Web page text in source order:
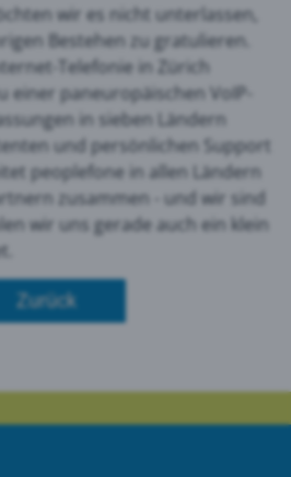
wir es nicht unterlassen,
Bestehen zu gratulieren.
Telefonie in Zürich
einer paneuropäischen VoIP-
in sieben Ländern
und persönlichen Support
peoplefone in allen Ländern
zusammen - und wir sind
wir uns gerade auch ein klein
Zurück